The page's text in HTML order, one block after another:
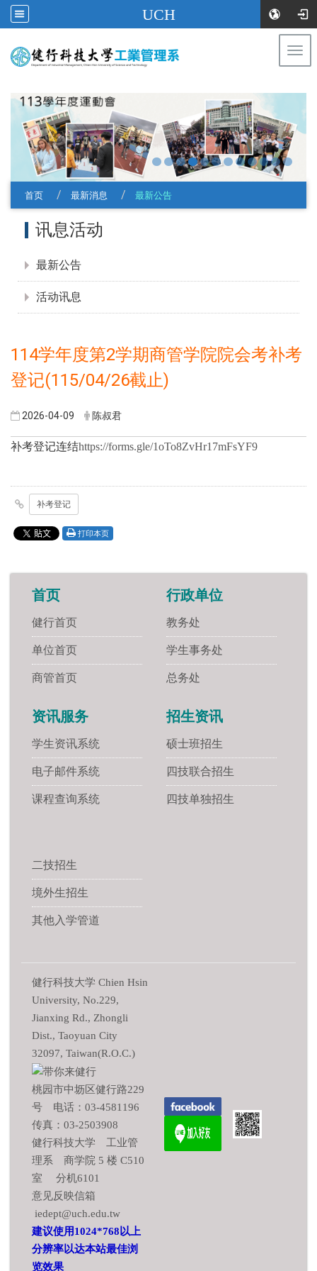
UCH
首页 最新消息 最新公告
讯息活动
最新公告
活动讯息
114学年度第2学期商管学院院会考补考
登记(115/04/26截止)
2026-04-09 陈叔君
补考登记连结https://forms.gle/1oTo8ZvHr17mFsYF9
补考登记
打印本页
首页
健行首页
单位首页
商管首页
行政单位
教务处
学生事务处
总务处
资讯服务
学生资讯系统
电子邮件系统
课程查询系统
招生资讯
硕士班招生
四技联合招生
四技单独招生
二技招生
境外生招生
其他入学管道
健行科技大学 Chien Hsin
University, No.229,
Jianxing Rd., Zhongli
Dist., Taoyuan City
32097, Taiwan(R.O.C.)
桃园市中坜区健行路229
号 电话：03-4581196
传真：03-2503908
健行科技大学 工业管
理系 商学院 5 楼 C510
室 分机6101
意见反映信箱
iedept@uch.edu.tw
建议使用1024*768以上
分辨率以达本站最佳浏
览效果